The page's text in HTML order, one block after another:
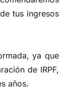
tus ingresos
ya que
de IRPF,
años.